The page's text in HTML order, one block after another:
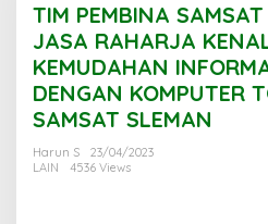
SAMSAT
SLEMAN
DAN
JASA
TIM PEMBINA
JASA RAHARJA
KEMUDAHAN
DENGAN KOMPUTER
SAMSAT SLEMAN
Harun S
23/04/2023
LAIN
4536 Views